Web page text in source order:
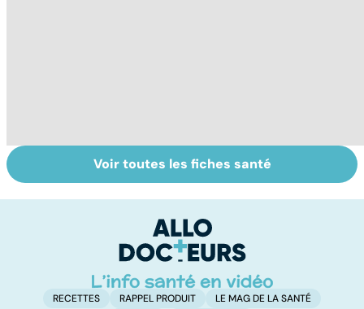
Tout savoir sur
les infections
Inflammation des
amygdales : que
d'angine ?
Voir toutes les fiches santé
RECETTES RAPPEL PRODUIT
LE MAG DE LA SANTÉ